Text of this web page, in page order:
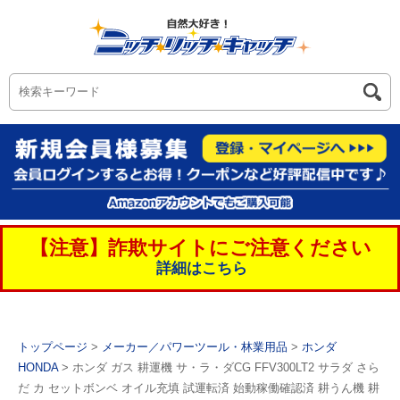
【注意】詐欺サイトにご注意ください
詳細はこちら
トップページ > メーカー／パワーツール・林業用品 > ホンダ
HONDA> ホンダ ガス 耕運機 サ・ラ・ダCG FFV300LT2 サラダ さら
だ カ セットボンベ オイル充填 試運転済 始動稼働確認済 耕うん機 耕